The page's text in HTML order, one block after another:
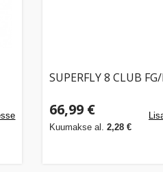
SUPERFLY 8 CLUB
66,99 €
Kuumakse al.2,28 €